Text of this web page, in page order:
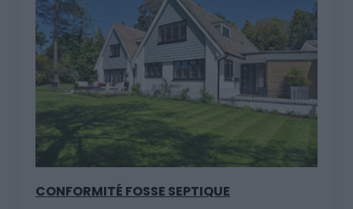
CONFORMITÉ FOSSE SEPTIQUE